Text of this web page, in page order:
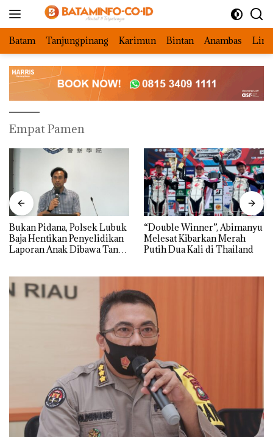
Batam Tanjungpinang Karimun Bintan Anambas
Empat Pamen
Bukan Pidana, Polsek Lubuk
Baja Hentikan Penyelidikan
Laporan Anak Dibawa Tanpa
“Double Winner”, Abimanyu
Melesat Kibarkan Merah
Putih Dua Kali di Thailand